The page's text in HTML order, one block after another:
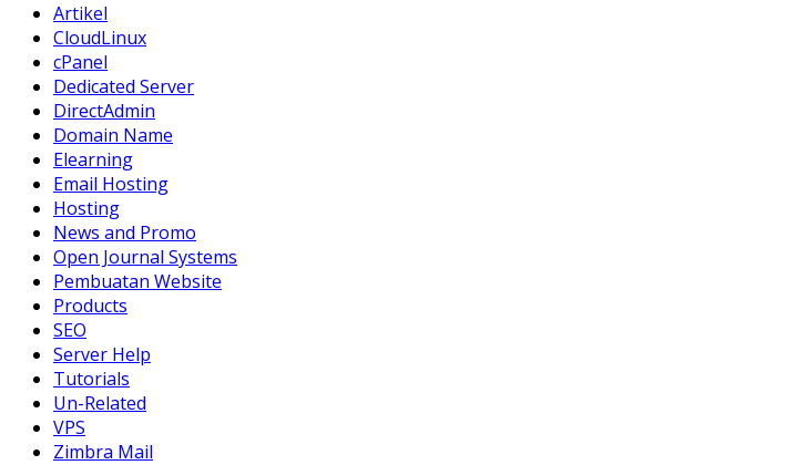
Artikel
CloudLinux
cPanel
Dedicated Server
DirectAdmin
Domain Name
Elearning
Email Hosting
Hosting
News and Promo
Open Journal Systems
Pembuatan Website
Products
SEO
Server Help
Tutorials
Un-Related
VPS
Zimbra Mail